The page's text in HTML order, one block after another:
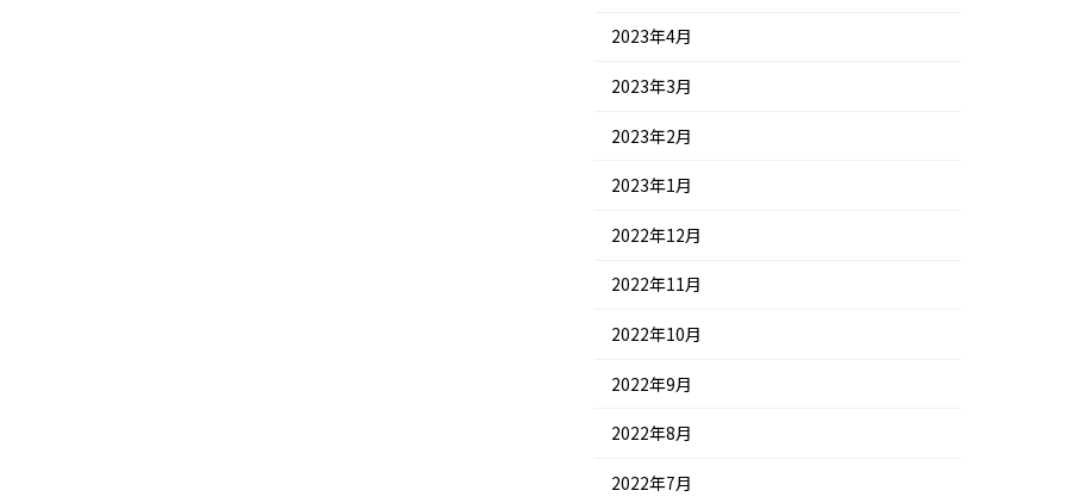
2023年4月
2023年3月
2023年2月
2023年1月
2022年12月
2022年11月
2022年10月
2022年9月
2022年8月
2022年7月